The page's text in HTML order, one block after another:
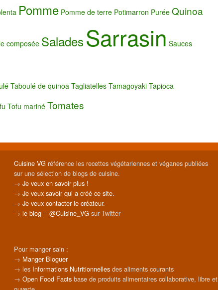
Pomme Pomme de terre Potimarron Purée Quinoa
composée Salades Sarrasin Sauces
Taboulé de quinoa Tagliatelles Tamagoyaki Tapioca
Tofu mariné Tomates
Cuisine VG référence les recettes végétariennes et véganes publiées
sur une sélection de blogs de cuisine.
→Je veux en savoir plus !
→Je veux savoir qui a créé ce site.
→Je veux contacter le créateur.
→le blog --@Cuisine_VG sur Twitter
Pour manger sain :
→ Manger Bloguer
→ les Informations Nutritionnelles des aliments courants
→Open Food Facts base de produits alimentaires collaborative, libre et